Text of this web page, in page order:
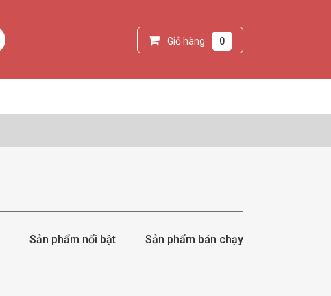
Giỏ hàng 0
Sản phẩm nổi bật Sản phẩm bán chạy